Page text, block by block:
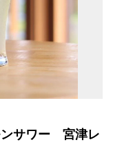
ンサワー 宮津レ